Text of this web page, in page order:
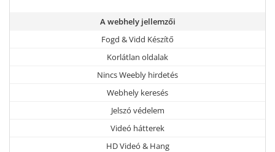
A webhely jellemzői
Fogd & Vidd Készítő
Korlátlan oldalak
Nincs Weebly hirdetés
Webhely keresés
Jelszó védelem
Videó hátterek
HD Videó & Hang